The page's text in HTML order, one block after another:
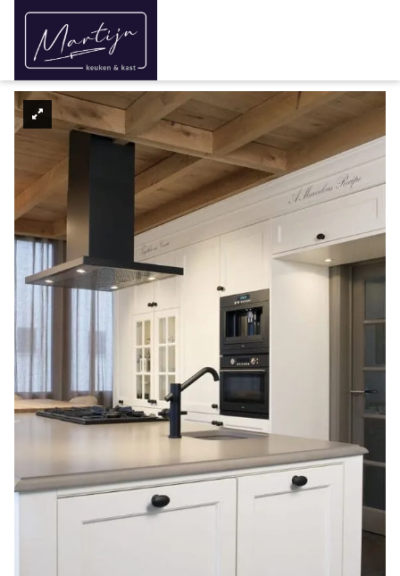
Over ons
Keukens
Modern
Industrieel
Landelijk
Keukenrenovatie
Kasten
Turn-key
Binnenkijken bij
Aanbieding
Maak een afspraak
Home / Keukens /
Landelijke keukens